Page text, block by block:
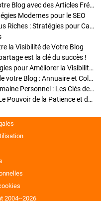
Stratégies de Publication : Boostez Votre Blog avec des Articles Fréquents et Exclusifs
Modernes pour le SEO
Enrichir Vos Articles avec des Contenus Riches : Stratégies pour Captiver et Optimiser
la Visibilité de Votre Blog
est la clé du succès !
Optimisation SEO des Articles : Stratégies pour Améliorer la Visibilité de Votre Blog
Stratégies pour améliorer la visibilité de votre Blog : Annuaire et Collaborations
Pourquoi Investir dans un Nom de Domaine Personnel : Les Clés de la Réussite de Votre Blog
Comment Faire Émerger Votre Blog : Le Pouvoir de la Patience et de la Persévérance
2004--2026